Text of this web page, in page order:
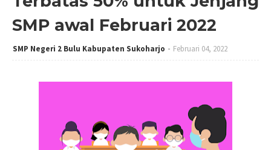
SMP awal Februari 2022
SMP Negeri 2 Bulu Kabupaten Sukoharjo Februari 04, 2022